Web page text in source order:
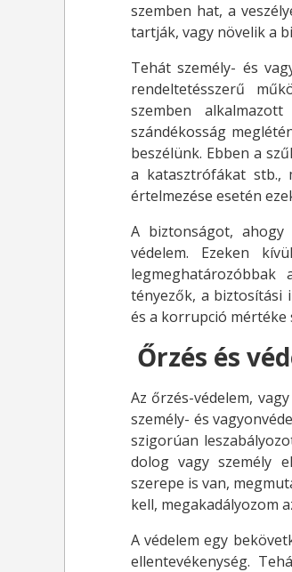
szemben hat, a
tartják, vagy növelik a
Tehát személy- és
rendeltetésszerű
szemben
szándékosság
beszélünk. Ebben a
a katasztrófákat stb.,
értelmezése esetén
A biztonságot, ahogy
védelem. Ezeken
tényezők, a biztosítási
és a korrupció mértéke
Őrzés és
Az őrzés-védelem,
személy- és
szigorúan
dolog vagy személy
szerepe is van,
kell, megakadályozom
A védelem egy
ellentevékenység.